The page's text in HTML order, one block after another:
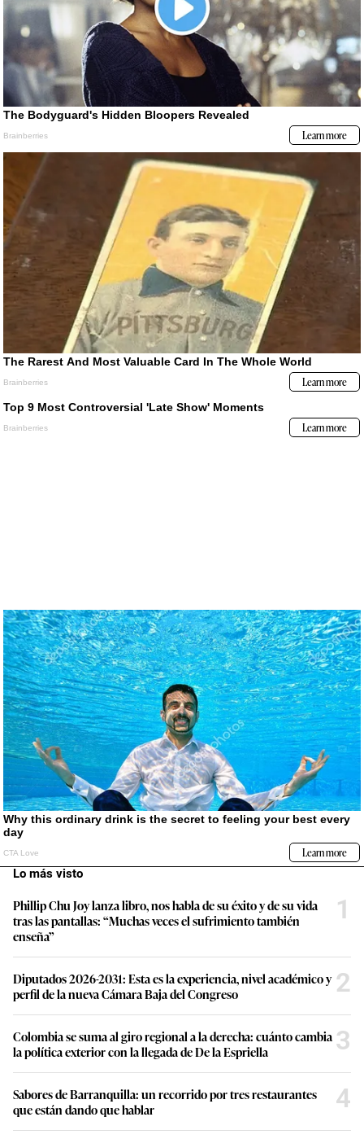
Lo más visto
Phillip Chu Joy lanza libro, nos habla de su éxito y de su vida
tras las pantallas: “Muchas veces el sufrimiento también
enseña”
1
Diputados 2026-2031: Esta es la experiencia, nivel académico y
perfil de la nueva Cámara Baja del Congreso
2
Colombia se suma al giro regional a la derecha: cuánto cambia
la política exterior con la llegada de De la Espriella
3
Sabores de Barranquilla: un recorrido por tres restaurantes
que están dando que hablar
4